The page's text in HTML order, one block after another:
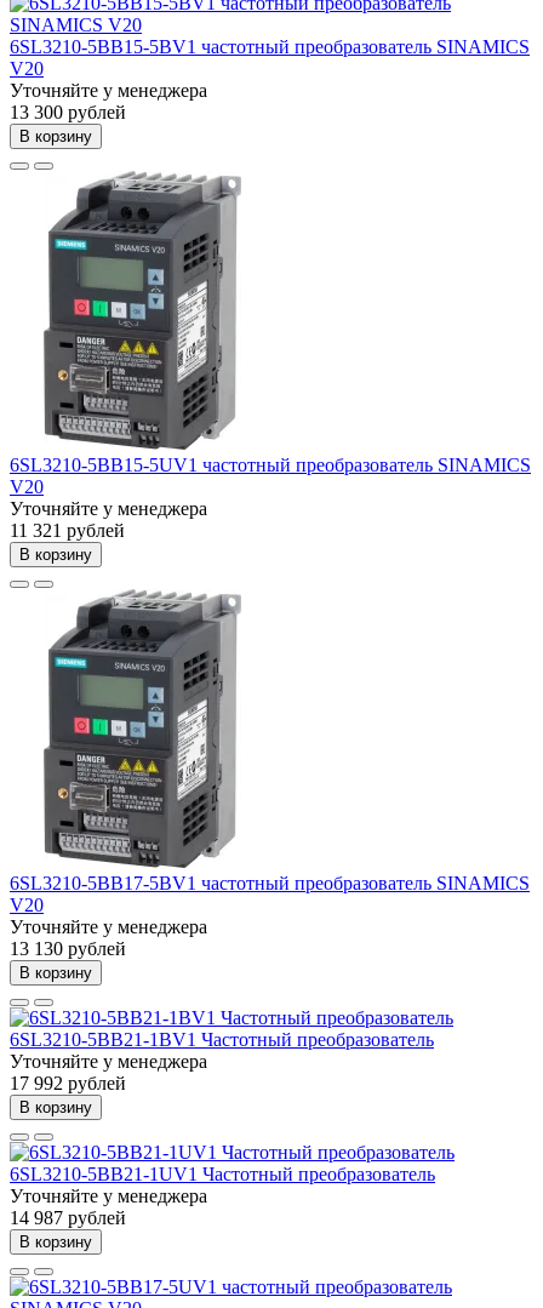
6SL3210-5BB15-5BV1 частотный преобразователь SINAMICS
V20
Уточняйте у менеджера
13 300 рублей
В корзину
6SL3210-5BB15-5UV1 частотный преобразователь SINAMICS
V20
Уточняйте у менеджера
11 321 рублей
В корзину
6SL3210-5BB17-5BV1 частотный преобразователь SINAMICS
V20
Уточняйте у менеджера
13 130 рублей
В корзину
6SL3210-5BB21-1BV1 Частотный преобразователь
Уточняйте у менеджера
17 992 рублей
В корзину
6SL3210-5BB21-1UV1 Частотный преобразователь
Уточняйте у менеджера
14 987 рублей
В корзину